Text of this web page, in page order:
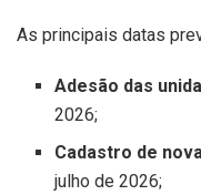
As principais datas
Adesão das
2026;
Cadastro de
julho de 2026;